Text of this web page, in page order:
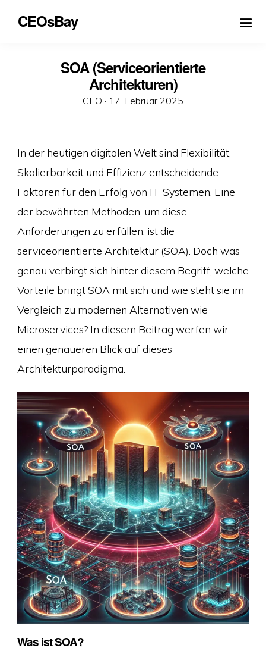
CEOsBay
SOA (Serviceorientierte
Architekturen)
CEO · Veröffentlicht
17. Februar 2025
In der heutigen digitalen Welt sind Flexibilität,
Skalierbarkeit und Effizienz entscheidende
Faktoren für den Erfolg von IT-Systemen. Eine
der bewährten Methoden, um diese
Anforderungen zu erfüllen, ist die
serviceorientierte Architektur (SOA). Doch was
genau verbirgt sich hinter diesem Begriff, welche
Vorteile bringt SOA mit sich und wie steht sie im
Vergleich zu modernen Alternativen wie
Microservices? In diesem Beitrag werfen wir
einen genaueren Blick auf dieses
Architekturparadigma.
Was ist SOA?